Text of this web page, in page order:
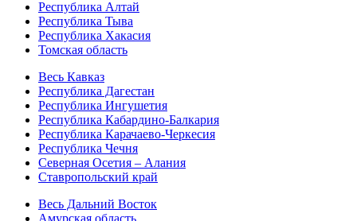
Республика Алтай
Республика Тыва
Республика Хакасия
Томская область
Весь Кавказ
Республика Дагестан
Республика Ингушетия
Республика Кабардино-Балкария
Республика Карачаево-Черкесия
Республика Чечня
Северная Осетия – Алания
Ставропольский край
Весь Дальний Восток
Амурская область